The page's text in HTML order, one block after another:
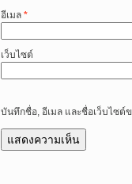
อีเมล *
เว็บไซต์
บันทึกชื่อ, อีเมล และชื่อเว็บไซต์